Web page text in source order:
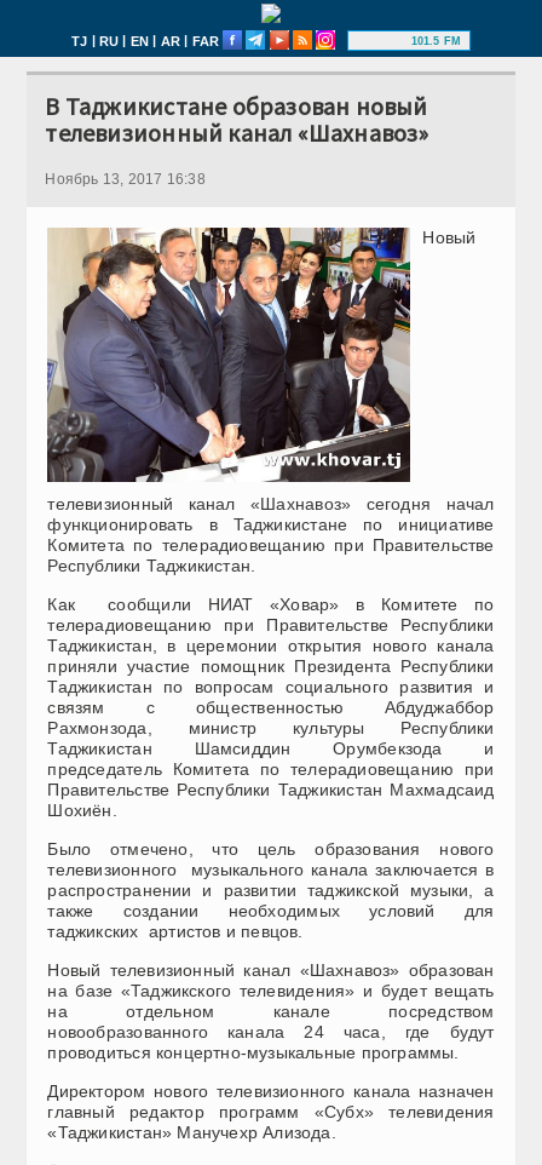
TJ | RU | EN | AR | FAR 101.5 FM
В Таджикистане образован новый
телевизионный канал «Шахнавоз»
Ноябрь 13, 2017 16:38
Новый
телевизионный канал «Шахнавоз» сегодня начал
функционировать в Таджикистане по инициативе
Комитета по телерадиовещанию при Правительстве
Республики Таджикистан.
Как сообщили НИАТ «Ховар» в Комитете по
телерадиовещанию при Правительстве Республики
Таджикистан, в церемонии открытия нового канала
приняли участие помощник Президента Республики
Таджикистан по вопросам социального развития и
связям с общественностью Абдуджаббор
Рахмонзода, министр культуры Республики
Таджикистан Шамсиддин Орумбекзода и
председатель Комитета по телерадиовещанию при
Правительстве Республики Таджикистан Махмадсаид
Шохиён.
Было отмечено, что цель образования нового
телевизионного музыкального канала заключается в
распространении и развитии таджикской музыки, а
также создании необходимых условий для
таджикских артистов и певцов.
Новый телевизионный канал «Шахнавоз» образован
на базе «Таджикского телевидения» и будет вещать
на отдельном канале посредством
новообразованного канала 24 часа, где будут
проводиться концертно-музыкальные программы.
Директором нового телевизионного канала назначен
главный редактор программ «Субх» телевидения
«Таджикистан» Манучехр Ализода.